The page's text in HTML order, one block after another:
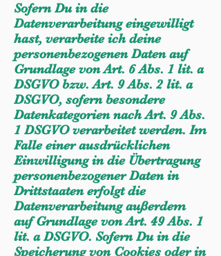
Sofern Du in die
Datenverarbeitung eingewilligt
hast, verarbeite ich deine
personenbezogenen Daten auf
Grundlage von Art. 6 Abs. 1 lit. a
DSGVO bzw. Art. 9 Abs. 2 lit. a
DSGVO, sofern besondere
Datenkategorien nach Art. 9 Abs.
1 DSGVO verarbeitet werden. Im
Falle einer ausdrücklichen
Einwilligung in die Übertragung
personenbezogener Daten in
Drittstaaten erfolgt die
Datenverarbeitung außerdem
auf Grundlage von Art. 49 Abs. 1
lit. a DSGVO. Sofern Du in die
Speicherung von Cookies oder in